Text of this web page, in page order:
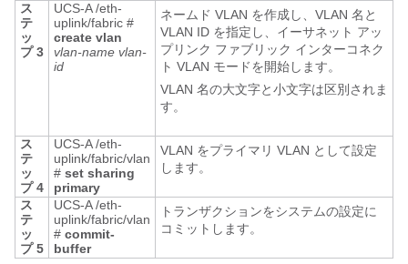
ス
テ
ッ
プ 3
UCS-A /eth-
uplink/fabric #
create vlan
vlan-name vlan-
id
ネームド VLAN を作成し、VLAN 名と
VLAN ID を指定し、イーサネット アッ
プリンク ファブリック インターコネク
ト VLAN モードを開始します。
VLAN 名の大文字と小文字は区別されま
す。
ス
テ
ッ
プ 4
UCS-A /eth-
uplink/fabric/vlan
# set sharing
primary
VLAN をプライマリ VLAN として設定
します。
ス
テ
ッ
プ 5
UCS-A /eth-
uplink/fabric/vlan
# commit-
buffer
トランザクションをシステムの設定に
コミットします。